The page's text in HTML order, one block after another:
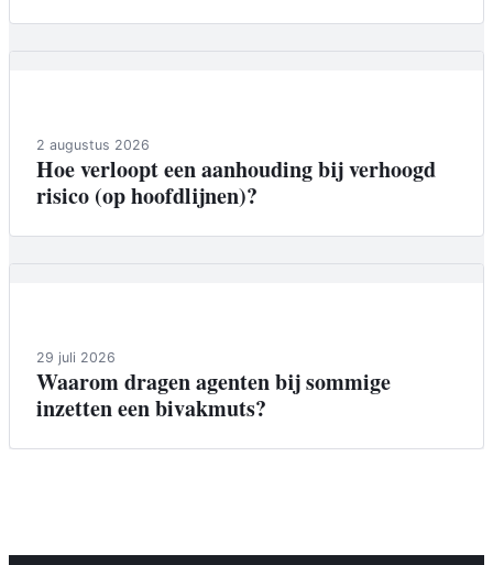
2 augustus 2026
Hoe verloopt een aanhouding bij verhoogd
risico (op hoofdlijnen)?
29 juli 2026
Waarom dragen agenten bij sommige
inzetten een bivakmuts?